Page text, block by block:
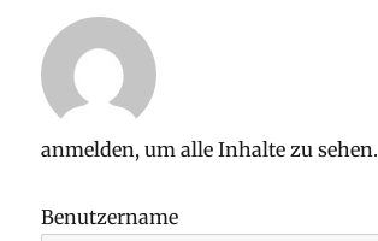
anmelden, um alle Inhalte zu sehen.
Benutzername